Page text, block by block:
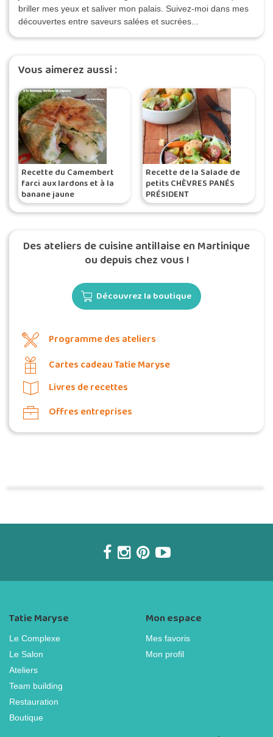
briller mes yeux et saliver mon palais. Suivez-moi dans mes
découvertes entre saveurs salées et sucrées...
Vous aimerez aussi :
Recette du Camembert
farci aux lardons et à la
banane jaune
Recette de la Salade de
petits CHÈVRES PANÉS
PRÉSIDENT
Des ateliers de cuisine antillaise en Martinique
ou depuis chez vous !
Découvrez la boutique
Programme des ateliers
Cartes cadeau Tatie Maryse
Livres de recettes
Offres entreprises
Tatie Maryse
Le Complexe
Le Salon
Ateliers
Team building
Restauration
Boutique
Mon espace
Mes favoris
Mon profil